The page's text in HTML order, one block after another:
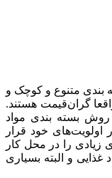
بندی متنوع و کوچک و
گران‌قیمت هستند.
روش بسته بندی مواد
اولویت‌های خود قرار
زیادی را در محل کار
و البته بسیاری